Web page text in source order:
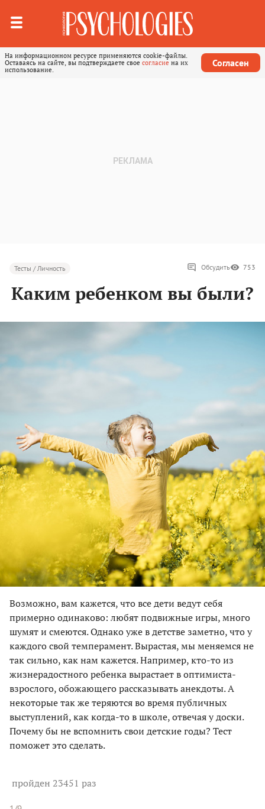
На информационном ресурсе применяются cookie-файлы.
Оставаясь на сайте, вы подтверждаете свое согласие на их
использование.
Согласен
Тесты / Личность Обсудить 753
Каким ребенком вы были?
Возможно, вам кажется, что все дети ведут себя
примерно одинаково: любят подвижные игры, много
шумят и смеются. Однако уже в детстве заметно, что у
каждого свой темперамент. Вырастая, мы меняемся не
так сильно, как нам кажется. Например, кто-то из
жизнерадостного ребенка вырастает в оптимиста-
взрослого, обожающего рассказывать анекдоты. А
некоторые так же теряются во время публичных
выступлений, как когда-то в школе, отвечая у доски.
Почему бы не вспомнить свои детские годы? Тест
поможет это сделать.
пройден 23451 раз